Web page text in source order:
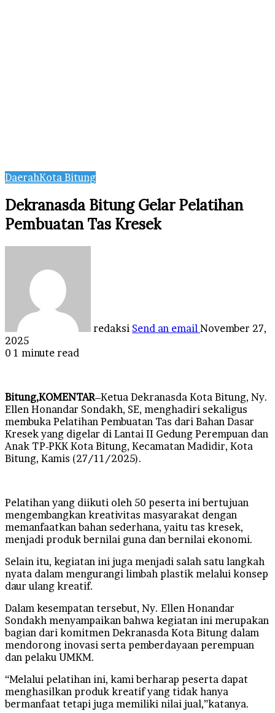
DaerahKota Bitung
Dekranasda Bitung Gelar Pelatihan
Pembuatan Tas Kresek
redaksi Send an email November 27,
2025
0 1 minute read
Bitung,KOMENTAR–Ketua Dekranasda Kota Bitung, Ny.
Ellen Honandar Sondakh, SE, menghadiri sekaligus
membuka Pelatihan Pembuatan Tas dari Bahan Dasar
Kresek yang digelar di Lantai II Gedung Perempuan dan
Anak TP-PKK Kota Bitung, Kecamatan Madidir, Kota
Bitung, Kamis (27/11/2025).
Pelatihan yang diikuti oleh 50 peserta ini bertujuan
mengembangkan kreativitas masyarakat dengan
memanfaatkan bahan sederhana, yaitu tas kresek,
menjadi produk bernilai guna dan bernilai ekonomi.
Selain itu, kegiatan ini juga menjadi salah satu langkah
nyata dalam mengurangi limbah plastik melalui konsep
daur ulang kreatif.
Dalam kesempatan tersebut, Ny. Ellen Honandar
Sondakh menyampaikan bahwa kegiatan ini merupakan
bagian dari komitmen Dekranasda Kota Bitung dalam
mendorong inovasi serta pemberdayaan perempuan
dan pelaku UMKM.
“Melalui pelatihan ini, kami berharap peserta dapat
menghasilkan produk kreatif yang tidak hanya
bermanfaat tetapi juga memiliki nilai jual,”katanya.